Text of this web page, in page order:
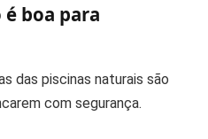
boa para
das piscinas naturais são
com segurança.